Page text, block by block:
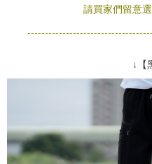
bagaimanapun, bagi mereka yang
Tempoh pembayaran dikira dari
ditambah dengan bilangan hari
boleh melanjutkan tempoh
pesanan. Walau bagaimanapun,
menerima pesanan anda semasa
prapesanan atau produk yang
lama untuk dihantar). Oleh itu,
kepada AFTEE dalam tempoh
NT$80/pesanan |
先付款後7-11取貨
NT$80/pesanan |
宅配
NT$120/pesanan |
請買家們留意
↓【